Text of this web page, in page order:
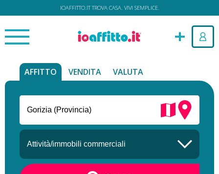
IOAFFITTO.IT TROVA CASA. VIVI SEMPLICE.
AFFITTO VENDITA VALUTA